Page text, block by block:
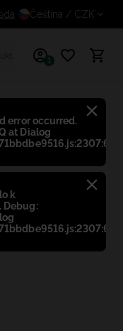
error occurred.
at Dialog
k
Debug:
do 14 dní
Čeština / CZK
1